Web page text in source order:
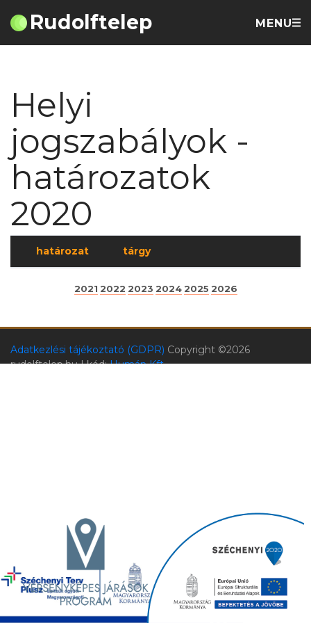
Rudolftelep MENU
Helyi
jogszabályok -
határozatok
2020
határozat tárgy
2021 2022 2023 2024 2025 2026
Adatkezlési tájékoztató (GDPR) Copyright ©2026
rudolftelep.hu | kód:Humán Kft.